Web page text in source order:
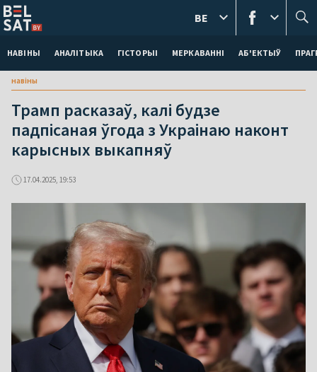
НАВІНЫ АНАЛІТЫКА ГІСТОРЫІ МЕРКАВАННI АБ'ЕКТЫЎ
BE
навіны
Трамп расказаў, калі будзе
падпісаная ўгода з Украінаю наконт
карысных выкапняў
17.04.2025, 19:53